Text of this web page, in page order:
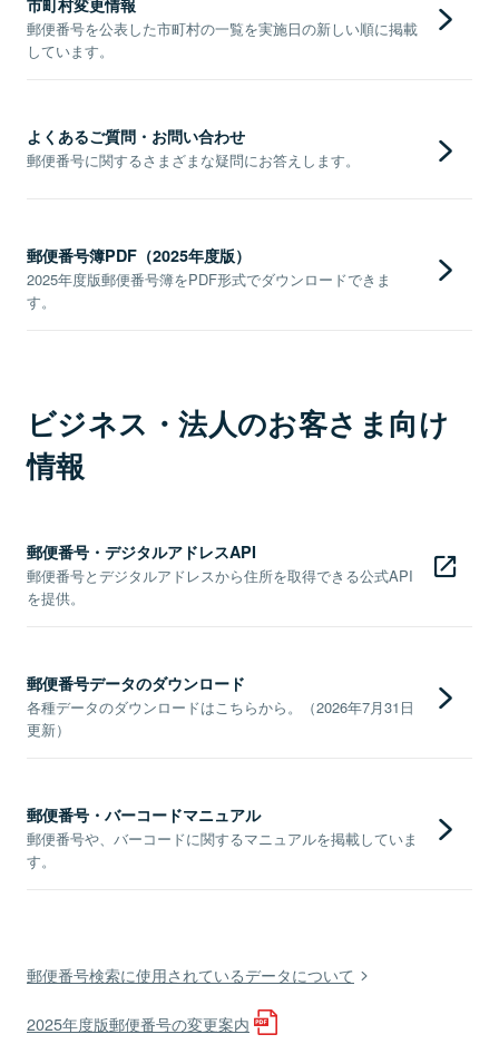
郵便番号を公表した市町村の一覧を実施日の新しい順に掲載
しています。
よくあるご質問・お問い合わせ
郵便番号に関するさまざまな疑問にお答えします。
郵便番号簿PDF（2025年度版）
2025年度版郵便番号簿をPDF形式でダウンロードできま
す。
ビジネス・法人のお客さま向け
情報
郵便番号・デジタルアドレスAPI
郵便番号とデジタルアドレスから住所を取得できる公式API
を提供。
郵便番号データのダウンロード
各種データのダウンロードはこちらから。（2026年7月31日
更新）
郵便番号・バーコードマニュアル
郵便番号や、バーコードに関するマニュアルを掲載していま
す。
郵便番号検索に使用されているデータについて
2025年度版郵便番号の変更案内